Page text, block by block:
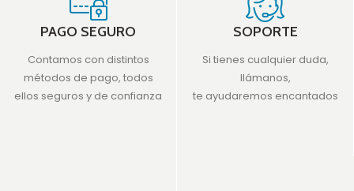
PAGO SEGURO
Contamos con distintos
métodos de pago, todos
ellos seguros y de confianza
SOPORTE
Si tienes cualquier duda,
llámanos,
te ayudaremos encantados